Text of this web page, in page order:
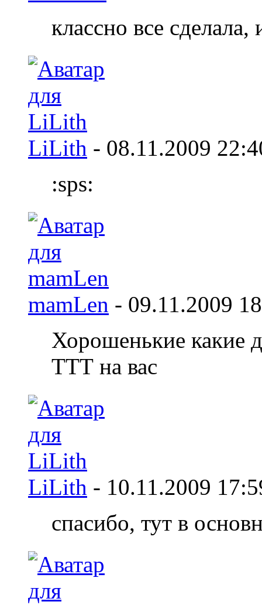
классно все
LiLith - 08.11.2009
:sps:
mamLen - 09.11.2009
Хорошенькие какие
ТТТ на вас
LiLith - 10.11.2009
спасибо, тут в